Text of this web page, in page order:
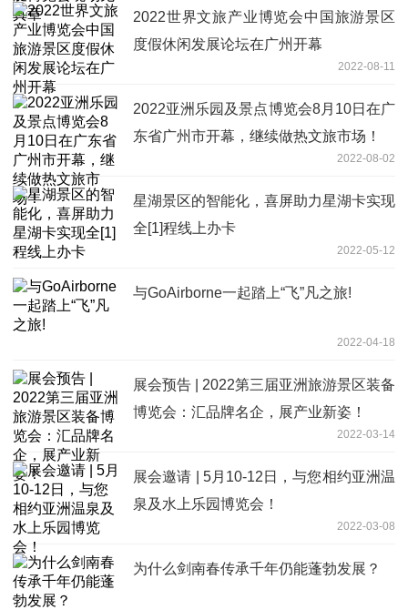
2022世界文旅产业博览会中国旅游景区
度假休闲发展论坛在广州开幕
2022-08-11
2022亚洲乐园及景点博览会8月10日在广
东省广州市开幕，继续做热文旅市场！
2022-08-02
星湖景区的智能化，喜屏助力星湖卡实现
全[1]程线上办卡
2022-05-12
与GoAirborne一起踏上“飞”凡之旅!
2022-04-18
展会预告 | 2022第三届亚洲旅游景区装备
博览会：汇品牌名企，展产业新姿！
2022-03-14
展会邀请 | 5月10-12日，与您相约亚洲温
泉及水上乐园博览会！
2022-03-08
为什么剑南春传承千年仍能蓬勃发展？